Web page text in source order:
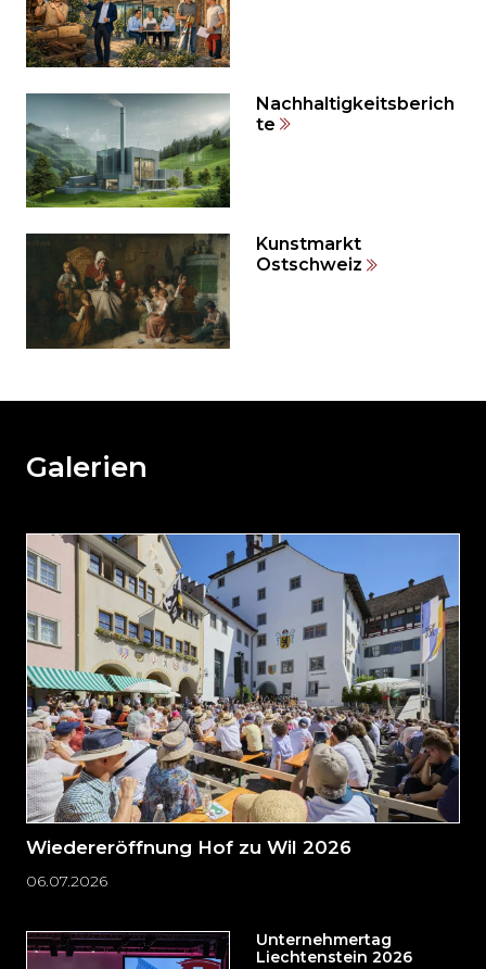
direkt
zum
springen?
Nachhaltigkeitsberich
te
Kunstmarkt
Ostschweiz
weiteren
Inhalt
und
direkt
zum
Seitenende
springen?
Galerien
Wiedereröffnung Hof zu Wil 2026
06.07.2026
Unternehmertag
Liechtenstein 2026